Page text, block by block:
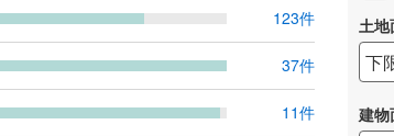
123件
37件
11件
土
下
建物